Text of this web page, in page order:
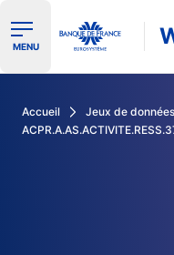
Ouvrir le menu de
MENU
Accueil Jeux de données